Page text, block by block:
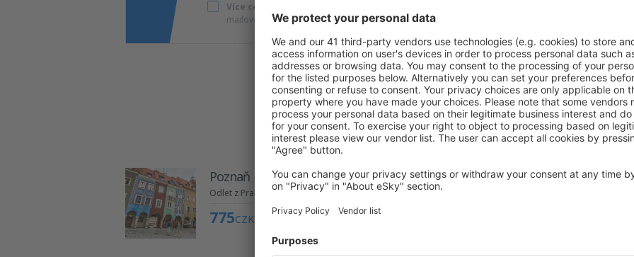
Více cestování za skvělé ceny v newsletteru.
Souhlasím s odběrem marketingových informací
mailovou adresu.
Našli jsme pro Vás další akce
Poznaň
Odlet z Prahy
775CZK
Gdańsk